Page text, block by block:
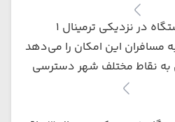
این ایستگاه در نزدیکی ترمینال 1
مسافران این امکان را می‌دهد
به نقاط مختلف شهر دسترسی